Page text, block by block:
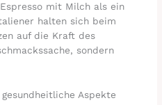
mit Milch als ein
halten sich beim
auf die Kraft des
sondern
Aspekte